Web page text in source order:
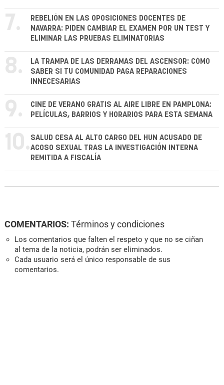
7.
REBELIÓN EN LAS OPOSICIONES DOCENTES DE
NAVARRA: PIDEN CAMBIAR EL EXAMEN POR UN TEST Y
ELIMINAR LAS PRUEBAS ELIMINATORIAS
8.
LA TRAMPA DE LAS DERRAMAS DEL ASCENSOR: CÓMO
SABER SI TU COMUNIDAD PAGA REPARACIONES
INNECESARIAS
9.
CINE DE VERANO GRATIS AL AIRE LIBRE EN PAMPLONA:
PELÍCULAS, BARRIOS Y HORARIOS PARA ESTA SEMANA
10. SALUD CESA AL ALTO CARGO DEL HUN ACUSADO DE
ACOSO SEXUAL TRAS LA INVESTIGACIÓN INTERNA
REMITIDA A FISCALÍA
COMENTARIOS: Términos y condiciones
Los comentarios que falten el respeto y que no se ciñan
al tema de la noticia, podrán ser eliminados.
Cada usuario será el único responsable de sus
comentarios.